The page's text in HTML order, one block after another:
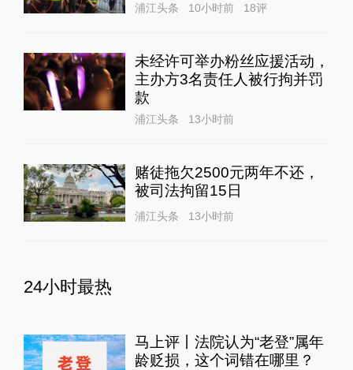
浦江头条 10小时前 18评
未经许可举办粉丝应援活动，
主办方3名责任人被行拘并罚
款
浦江头条 13小时前
赌徒拖欠2500元两年不还，
被司法拘留15日
浦江头条 13小时前
24小时最热
马上评丨法院认为“老登”属年
龄贬损，这个词错在哪里？